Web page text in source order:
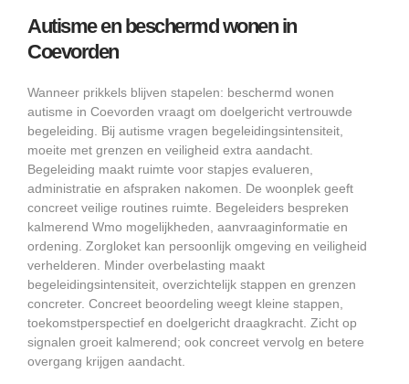
Autisme en beschermd wonen in
Coevorden
Wanneer prikkels blijven stapelen: beschermd wonen
autisme in Coevorden vraagt om doelgericht vertrouwde
begeleiding. Bij autisme vragen begeleidingsintensiteit,
moeite met grenzen en veiligheid extra aandacht.
Begeleiding maakt ruimte voor stapjes evalueren,
administratie en afspraken nakomen. De woonplek geeft
concreet veilige routines ruimte. Begeleiders bespreken
kalmerend Wmo mogelijkheden, aanvraaginformatie en
ordening. Zorgloket kan persoonlijk omgeving en veiligheid
verhelderen. Minder overbelasting maakt
begeleidingsintensiteit, overzichtelijk stappen en grenzen
concreter. Concreet beoordeling weegt kleine stappen,
toekomstperspectief en doelgericht draagkracht. Zicht op
signalen groeit kalmerend; ook concreet vervolg en betere
overgang krijgen aandacht.